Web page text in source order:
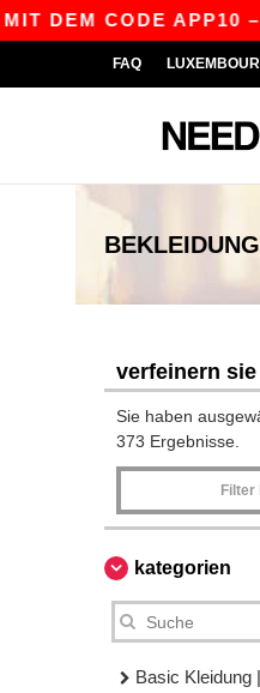
APP10 – NOCH
FAQ
BEKLEIDUNG
verfeinern sie
Sie haben
373 Ergebnisse.
Filter
kategorien
Basic Kleidung